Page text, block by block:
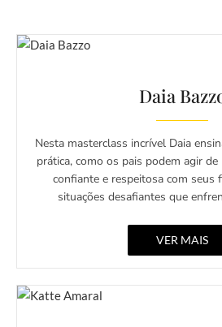
Daia
Nesta masterclass incrível Daia
prática, como os pais podem agir
confiante e respeitosa com seus
situações desafiantes que
VER MAIS